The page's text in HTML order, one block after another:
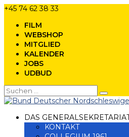
+45 74 62 38 33
FILM
WEBSHOP
MITGLIED
KALENDER
JOBS
UDBUD
DAS
KONTAKT